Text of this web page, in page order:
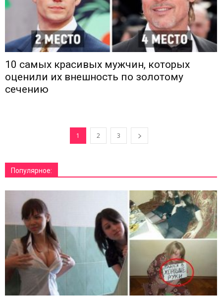
10 самых красивых мужчин, которых
оценили их внешность по золотому
сечению
1 2 3
Популярное: